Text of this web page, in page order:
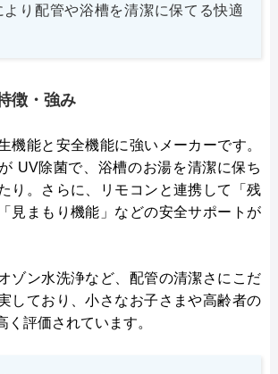
より配管や浴槽を清潔に保てる快適
徴・強み
機能と安全機能に強いメーカーです。
UV除菌で、浴槽のお湯を清潔に保ち
り。さらに、リモコンと連携して「残
見まもり機能」などの安全サポートが
ゾン水洗浄など、配管の清潔さにこだ
しており、小さなお子さまや高齢者の
く評価されています。